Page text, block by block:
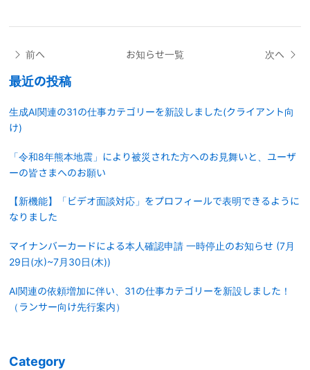
前へ お知らせ一覧 次へ
最近の投稿
生成AI関連の31の仕事カテゴリーを新設しました(クライアント向
け)
「令和8年熊本地震」により被災された方へのお見舞いと、ユーザ
ーの皆さまへのお願い
【新機能】「ビデオ面談対応」をプロフィールで表明できるように
なりました
マイナンバーカードによる本人確認申請 一時停止のお知らせ (7月
29日(水)~7月30日(木))
AI関連の依頼増加に伴い、31の仕事カテゴリーを新設しました！
（ランサー向け先行案内）
Category